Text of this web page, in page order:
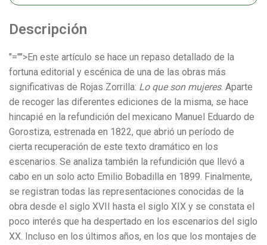
Descripción
"="">En este artículo se hace un repaso detallado de la
fortuna editorial y escénica de una de las obras más
significativas de Rojas Zorrilla: Lo que son mujeres. Aparte
de recoger las diferentes ediciones de la misma, se hace
hincapié en la refundición del mexicano Manuel Eduardo de
Gorostiza, estrenada en 1822, que abrió un período de
cierta recuperación de este texto dramático en los
escenarios. Se analiza también la refundición que llevó a
cabo en un solo acto Emilio Bobadilla en 1899. Finalmente,
se registran todas las representaciones conocidas de la
obra desde el siglo XVII hasta el siglo XIX y se constata el
poco interés que ha despertado en los escenarios del siglo
XX. Incluso en los últimos años, en los que los montajes de